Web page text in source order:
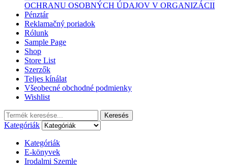
OCHRANU OSOBNÝCH ÚDAJOV V ORGANIZÁCII
Pénztár
Reklamačný poriadok
Rólunk
Sample Page
Shop
Store List
Szerzők
Teljes kínálat
Všeobecné obchodné podmienky
Wishlist
Search
for:
Keresés
Kategóriák
Kategóriák
E-könyvek
Irodalmi Szemle